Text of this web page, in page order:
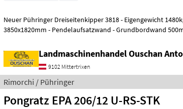
Neuer Pühringer Dreiseitenkipper 3818 - Eigengewicht 1480kg - Nutzlast 6000kg - Brückenmaße
3850x1820mm - Pendelaufsatzwand - Grundbordwand
Landmaschinenhandel Ouschan
9102 Mittertrixen
Rimorchi / Pühringer
Pongratz EPA 206/12 U-RS-STK